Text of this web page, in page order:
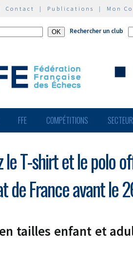
Contact | Publications | Mon
Rechercher un club
FFE COMPÉTITIONS
le T-shirt et le polo
de France avant le
tailles enfant et